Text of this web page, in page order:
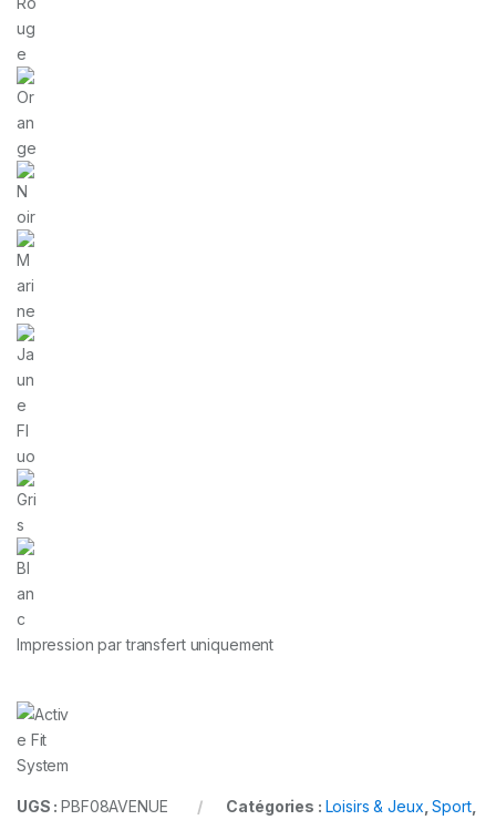
Impression par transfert uniquement
UGS :PBF08AVENUE Catégories : Loisirs & Jeux ,Sport,